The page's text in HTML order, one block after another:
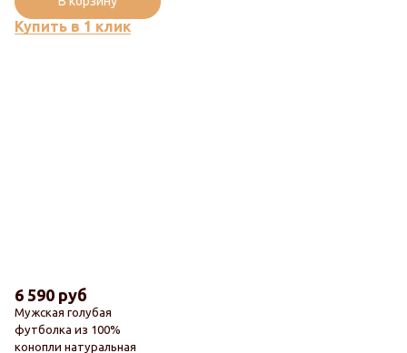
Купить в 1 клик
Мужская голубая
футболка из 100%
конопли натуральная
6 590 руб